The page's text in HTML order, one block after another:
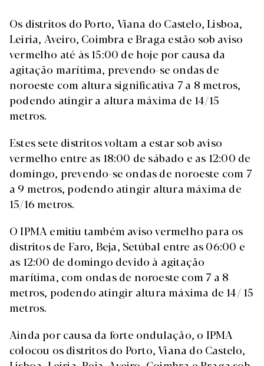
Os distritos do Porto, Viana do Castelo, Lisboa,
Leiria, Aveiro, Coimbra e Braga estão sob aviso
vermelho até às 15:00 de hoje por causa da
agitação marítima, prevendo-se ondas de
noroeste com altura significativa 7 a 8 metros,
podendo atingir a altura máxima de 14/15
metros.
Estes sete distritos voltam a estar sob aviso
vermelho entre as 18:00 de sábado e as 12:00 de
domingo, prevendo-se ondas de noroeste com 7
a 9 metros, podendo atingir altura máxima de
15/16 metros.
O IPMA emitiu também aviso vermelho para os
distritos de Faro, Beja, Setúbal entre as 06:00 e
as 12:00 de domingo devido à agitação
marítima, com ondas de noroeste com 7 a 8
metros, podendo atingir altura máxima de 14/ 15
metros.
Ainda por causa da forte ondulação, o IPMA
colocou os distritos do Porto, Viana do Castelo,